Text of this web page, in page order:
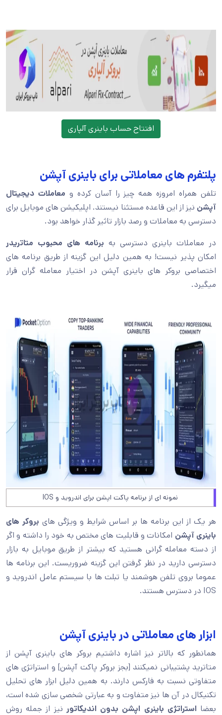
افتتاح حساب باینری آلپاری
پلتفرم های معاملاتی برای باینری آپشن
تلفن همراه امروزه همه چیز را آسان کرده و معاملات دیجیتال
آپشن نیز از این قاعده مستثنا نیستند. اپلیکیشن های موبایل برای
دسترسی به معاملات و رصد بازار تاثیر گذار خواهد بود.
در معاملات باینری دسترسی به برنامه های محبوب متاتریدر
امکان پذیر نیست! به همین دلیل این گزینه از طریق برنامه های
اختصاصی بروکر های باینری آپشن در اختیار معامله گران قرار
میگیرد.
نمونه ای از برنامه پاکت اپشن برای اندروید و IOS
هر یک از این برنامه ها بر اساس شرایط و ویژگی های بروکر های
باینری آپشن امکانات و قابلیت های مختص به خود را داشته و اگر
از دسته معامله گرانی هستید که بیشتر از طریق موبایل به بازار
دسترسی دارید در نظر گرفتن این گزینه ضروریست. این برنامه ها
عموما بروی تلفن هوشمند یا تبلت ها با سیستم عامل اندروید و
IOS در دسترس هستند.
ابزار های معاملاتی در باینری آپشن
همانطور که بالاتر نیز اشاره داشتیم بروکر های باینری آپشن از
متاترید پشتیبانی نمیکنند [بجز بروکر پاکت آپشن] و استراتژی های
متفاوتی نسبت به فارکس دارند. به همین دلیل ابزار های تحلیل
تکنیکال در آن ها نیز متفاوت و به عبارتی شخصی سازی شده است،
بعضا استراتژی باینری اپشن بدون اندیکاتور نیز از جمله روش